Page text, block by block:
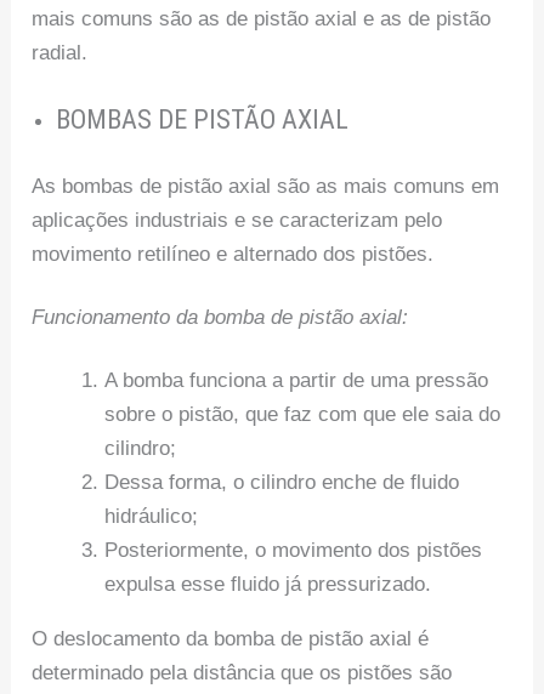
mais comuns são as de pistão axial e as de pistão
radial.
BOMBAS DE PISTÃO AXIAL
As bombas de pistão axial são as mais comuns em
aplicações industriais e se caracterizam pelo
movimento retilíneo e alternado dos pistões.
Funcionamento da bomba de pistão axial:
A bomba funciona a partir de uma pressão
sobre o pistão, que faz com que ele saia do
cilindro;
Dessa forma, o cilindro enche de fluido
hidráulico;
Posteriormente, o movimento dos pistões
expulsa esse fluido já pressurizado.
O deslocamento da bomba de pistão axial é
determinado pela distância que os pistões são